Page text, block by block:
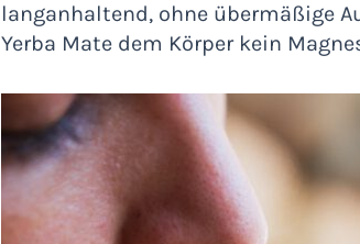
langanhaltend, ohne übermäßige
Yerba Mate dem Körper kein